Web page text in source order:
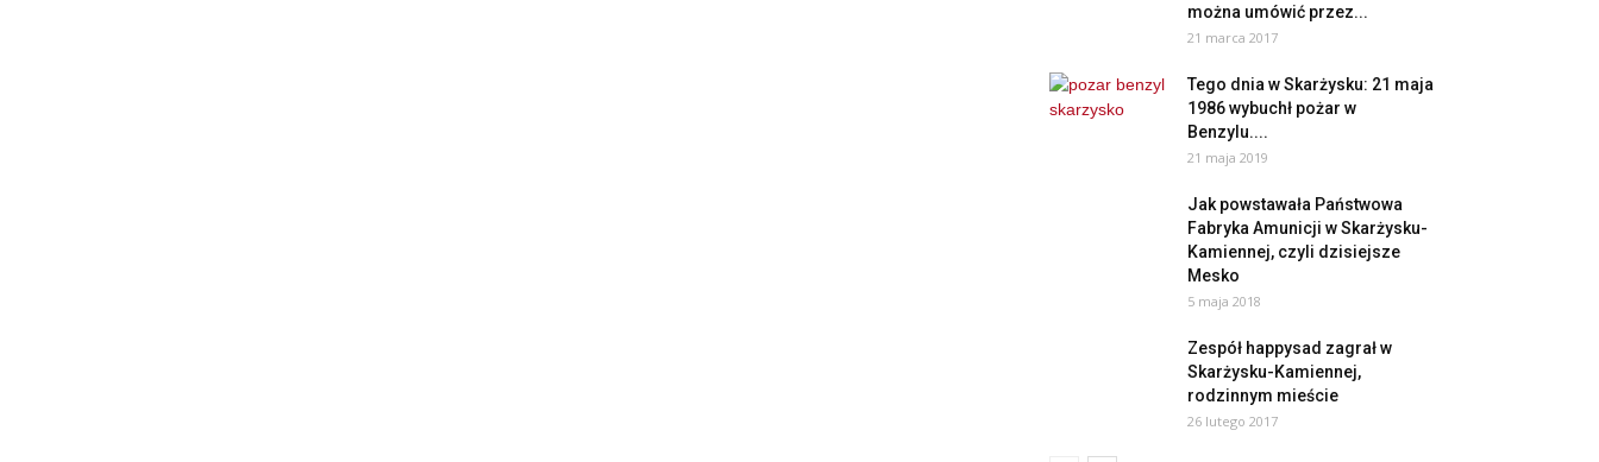
można umówić przez...
21 marca 2017
Tego dnia w Skarżysku: 21 maja
1986 wybuchł pożar w
Benzylu....
21 maja 2019
Jak powstawała Państwowa
Fabryka Amunicji w Skarżysku-
Kamiennej, czyli dzisiejsze
Mesko
5 maja 2018
Zespół happysad zagrał w
Skarżysku-Kamiennej,
rodzinnym mieście
26 lutego 2017